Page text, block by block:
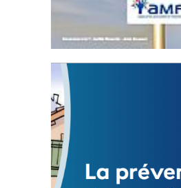
Statut de l’élu local
3 avril 2024
Mise à jour avril 2024
FEUILLETER